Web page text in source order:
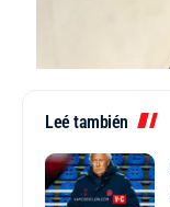
Leé también